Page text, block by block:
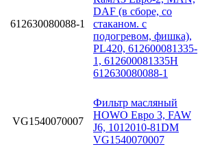
612630080088-1
DAF (в сборе, со
стаканом. с
подогревом, фишка),
PL420, 612600081335-
1, 612600081335H
612630080088-1
VG1540070007
Фильтр масляный
HOWO Евро 3, FAW
J6, 1012010-81DM
VG1540070007